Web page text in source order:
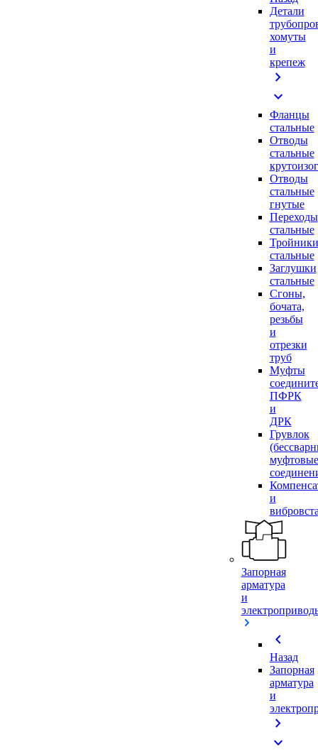
Детали
хомуты
и
крепеж
chevron_right
expand_more
Фланцы
стальные
Отводы
стальные
Отводы
стальные
гнутые
Переходы
стальные
Тройники
стальные
Заглушки
стальные
Сгоны,
бочата,
резьбы
и
отрезки
труб
Муфты
ПФРК
и
ДРК
Грувлок
муфтовые
и
Запорная
арматура
и
chevron_left
Назад
Запорная
арматура
и
chevron_right
expand_more